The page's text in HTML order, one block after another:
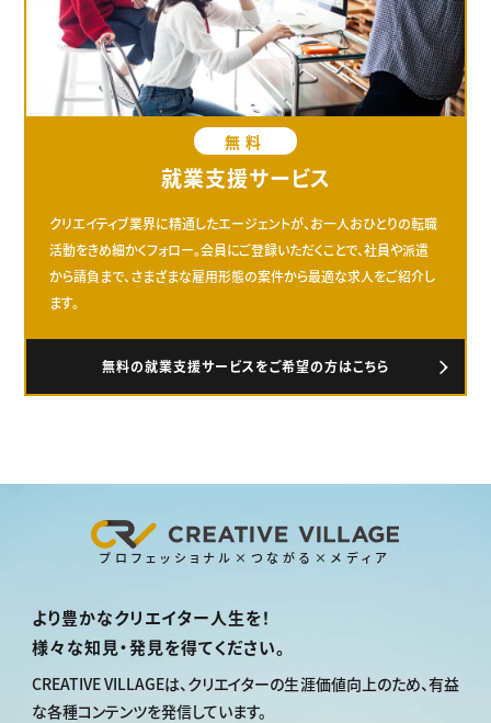
無料
就業支援サービス
クリエイティブ業界に精通したエージェントが、お一人おひとりの転職
活動をきめ細かくフォロー。会員にご登録いただくことで、社員や派遣
から請負まで、さまざまな雇用形態の案件から最適な求人をご紹介し
ます。
無料の就業支援サービスをご希望の方はこちら
プロフェッショナル×つながる×メディア
より豊かなクリエイター人生を！
様々な知見・発見を得てください。
CREATIVE VILLAGEは、 クリエイターの生涯価値向上のため、有益
な各種コンテンツを発信しています。